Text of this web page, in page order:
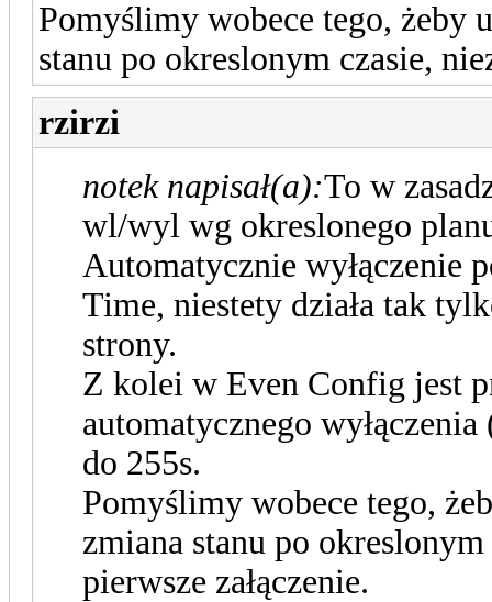
Pomyślimy wobece tego, żeby
stanu po okreslonym czasie,
rzirzi
notek napisał(a):To w
wl/wyl wg okreslonego
Automatycznie wyłączenie
Time, niestety działa tak
strony.
Z kolei w Even Config jest
automatycznego
do 255s.
Pomyślimy wobece tego,
zmiana stanu po
pierwsze załączenie.